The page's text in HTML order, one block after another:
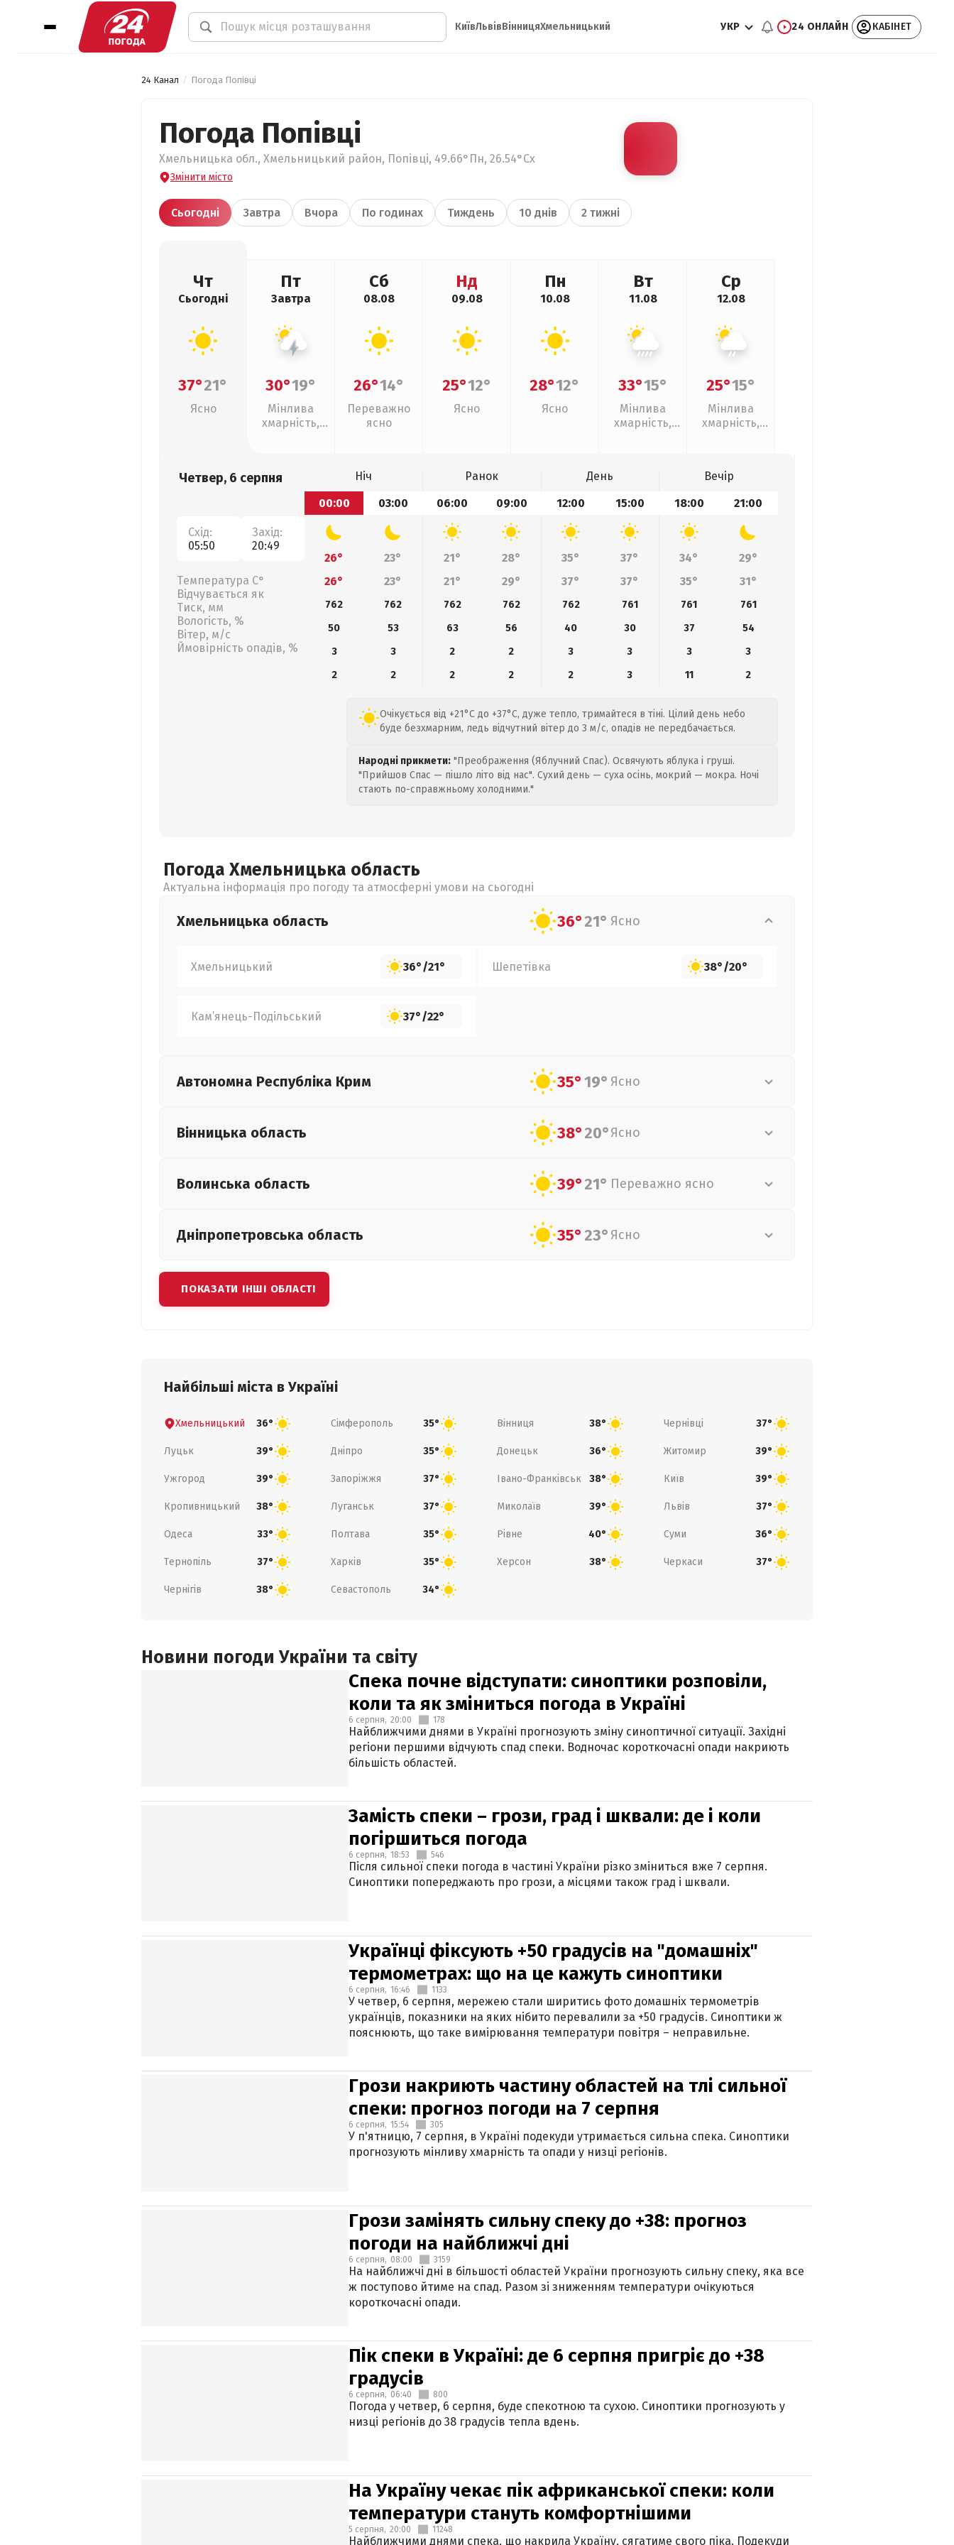
КиївЛьвівВінницяХмельницький УКР 24 ОНЛАЙН КАБІНЕТ
24 Канал Погода Попівці
Погода Попівці
Хмельницька обл., Хмельницький район, Попівці, 49.66°Пн, 26.54°Сх
Змінити місто
Сьогодні Завтра Вчора По годинах Тиждень 10 днів 2 тижні
Чт
Сьогодні
37°21°
Ясно
Пт
Завтра
30°19°
Мінлива
хмарність,
Сб
08.08
26°14°
Переважно
ясно
Нд
09.08
25°12°
Ясно
Пн
10.08
28°12°
Ясно
Вт
11.08
33°15°
Мінлива
хмарність,
Ср
12.08
25°15°
Мінлива
хмарність,
Четвер, 6 серпня
Схід:
05:50
Захід:
20:49
Температура С°
Відчувається як
Тиск, мм
Вологість, %
Вітер, м/с
Ймовірність опадів, %
Ніч Ранок День
Вечір
00:00
03:00 06:00 09:00 12:00 15:00 18:00 21:00
26° 23° 21° 28° 35° 37° 34°
29°
26°
23° 21° 29° 37° 37° 35° 31°
762 762 762 762 762 761 761
761
50
53 63 56 40 30 37
54
3
3 2 2 3 3 3
3
2
2 2 2 2 3 11 2
Очікується від +21°C до +37°C, дуже тепло, тримайтеся в тіні. Цілий день небо
буде безхмарним, ледь відчутний вітер до 3 м/с, опадів не передбачається.
Народні прикмети: "Преображення (Яблучний Спас). Освячують яблука і груші.
"Прийшов Спас — пішло літо від нас". Сухий день — суха осінь, мокрий — мокра. Ночі
стають по-справжньому холодними."
Погода Хмельницька область
Актуальна інформація про погоду та атмосферні умови на сьогодні
Хмельницька область 36°21° Ясно
Хмельницький 36°/21° Шепетівка 38°/20°
Кам’янець-Подільський 37°/22°
Автономна Республіка Крим 35°19° Ясно
Вінницька область 38°20°Ясно
Волинська область 39°21° Переважно ясно
Дніпропетровська область 35°23° Ясно
ПОКАЗАТИ ІНШІ ОБЛАСТІ
Найбільші міста в Україні
Хмельницький 36° Сімферополь 35° Вінниця 38° Чернівці 37°
Луцьк 39° Дніпро 35° Донецьк 36° Житомир 39°
Ужгород 39° Запоріжжя 37° Івано-Франківськ 38° Київ 39°
Кропивницький 38° Луганськ 37° Миколаїв 39° Львів 37°
Одеса 33° Полтава 35° Рівне 40° Суми 36°
Тернопіль 37° Харків 35° Херсон 38° Черкаси 37°
Чернігів 38° Севастополь 34°
Новини погоди України та світу
Спека почне відступати: синоптики розповіли,
коли та як зміниться погода в Україні
6 серпня, 20:00 178
Найближчими днями в Україні прогнозують зміну синоптичної ситуації. Західні
регіони першими відчують спад спеки. Водночас короткочасні опади накриють
більшість областей.
Замість спеки – грози, град і шквали: де і коли
погіршиться погода
6 серпня, 18:53 546
Після сильної спеки погода в частині України різко зміниться вже 7 серпня.
Синоптики попереджають про грози, а місцями також град і шквали.
Українці фіксують +50 градусів на "домашніх"
термометрах: що на це кажуть синоптики
6 серпня, 16:46 1133
У четвер, 6 серпня, мережею стали ширитись фото домашніх термометрів
українців, показники на яких нібито перевалили за +50 градусів. Синоптики ж
пояснюють, що таке вимірювання температури повітря – неправильне.
Грози накриють частину областей на тлі сильної
спеки: прогноз погоди на 7 серпня
6 серпня, 15:54 305
У п'ятницю, 7 серпня, в Україні подекуди утримається сильна спека. Синоптики
прогнозують мінливу хмарність та опади у низці регіонів.
Грози замінять сильну спеку до +38: прогноз
погоди на найближчі дні
6 серпня, 08:00 3159
На найближчі дні в більшості областей України прогнозують сильну спеку, яка все
ж поступово йтиме на спад. Разом зі зниженням температури очікуються
короткочасні опади.
Пік спеки в Україні: де 6 серпня пригріє до +38
градусів
6 серпня, 06:40 800
Погода у четвер, 6 серпня, буде спекотною та сухою. Синоптики прогнозують у
низці регіонів до 38 градусів тепла вдень.
На Україну чекає пік африканської спеки: коли
температури стануть комфортнішими
5 серпня, 20:00 11248
Найближчими днями спека, що накрила Україну, сягатиме свого піка. Подекуди